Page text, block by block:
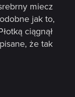
miecz
jak to,
ciągnął
że tak